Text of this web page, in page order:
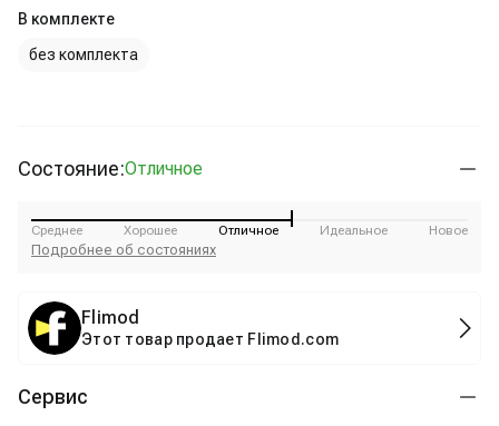
В комплекте
без комплекта
Состояние:Отличное
Среднее Хорошее Отличное Идеальное Новое
Подробнее об состояниях
Flimod
Этот товар продает Flimod.com
Сервис